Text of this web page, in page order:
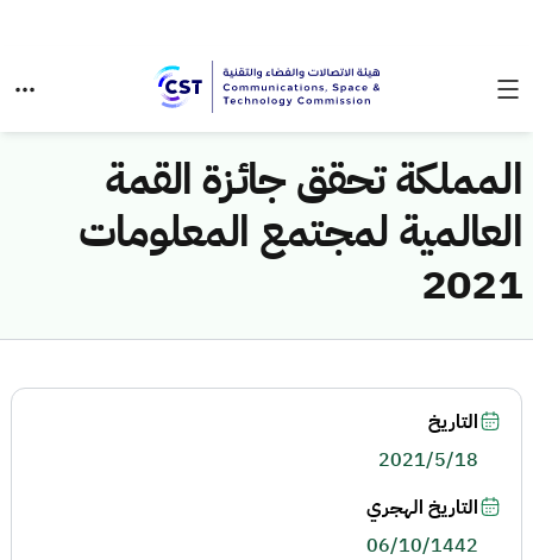
المملكة تحقق جائزة القمة
العالمية لمجتمع المعلومات
2021
التاريخ
2021/5/18
التاريخ الهجري
06/10/1442